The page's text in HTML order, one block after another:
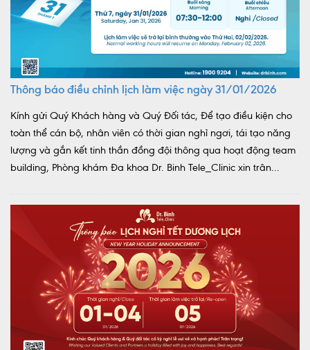
Thông báo điều chỉnh lịch làm việc ngày 31/01/2026
Kính gửi Quý Khách hàng và Quý Đối tác, Để tạo điều kiện cho
toàn thể cán bộ, nhân viên có thời gian nghỉ ngơi, tái tạo năng
lượng và gắn kết tinh thần đồng đội thông qua hoạt động team
building, Phòng khám Đa khoa Dr. Binh Tele_Clinic xin trân...